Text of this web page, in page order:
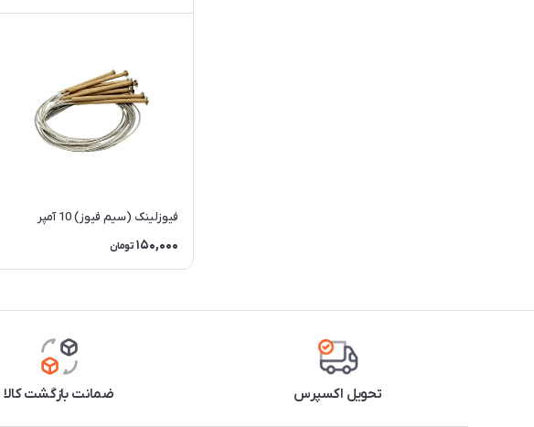
فیوزلینک (سیم فیوز) 10 آمپر
150,000 تومان
تحویل اکسپرس ضمانت بازگشت کالا